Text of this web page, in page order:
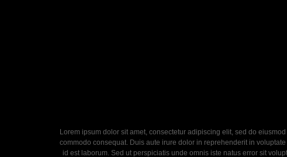
Lorem ipsum dolor sit amet, consectetur adipiscing elit, sed do
commodo consequat. Duis aute irure dolor in reprehenderit in
id est laborum. Sed ut perspiciatis unde omnis iste natus error sit